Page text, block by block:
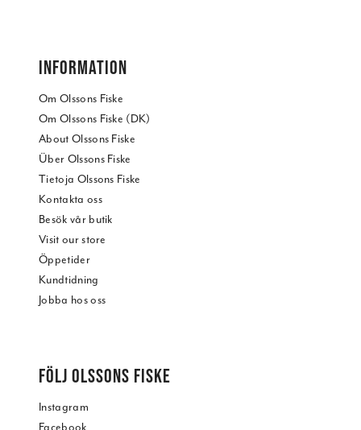
INFORMATION
Om Olssons Fiske
Om Olssons Fiske (DK)
About Olssons Fiske
Über Olssons Fiske
Tietoja Olssons Fiske
Kontakta oss
Besök vår butik
Visit our store
Öppetider
Kundtidning
Jobba hos oss
FÖLJ OLSSONS FISKE
Instagram